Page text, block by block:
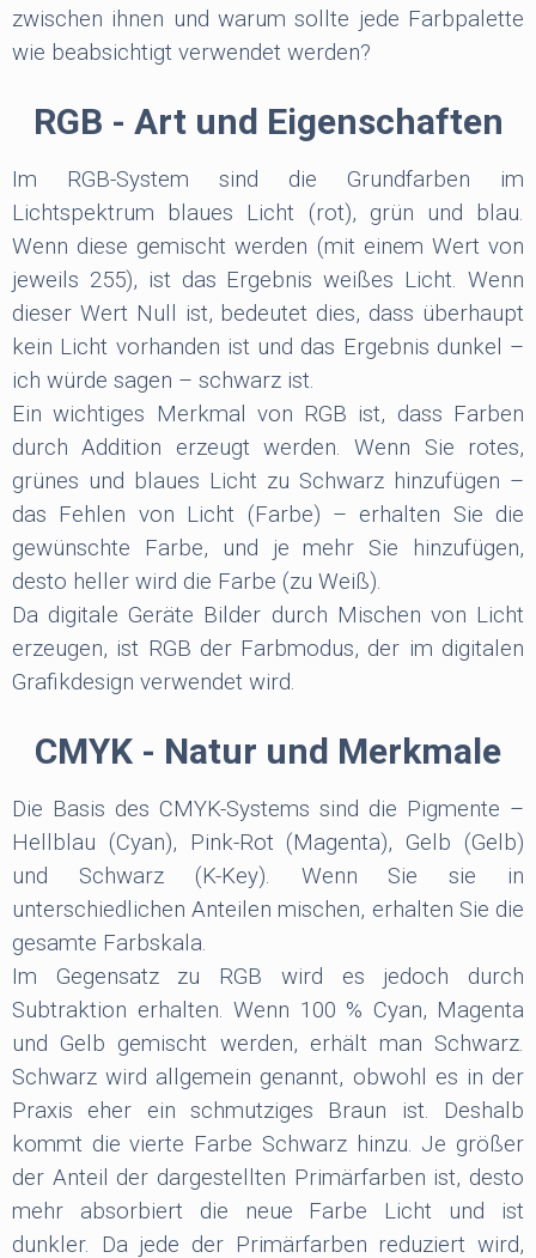
zwischen ihnen und warum sollte jede Farbpalette
wie beabsichtigt verwendet werden?
RGB - Art und Eigenschaften
Im RGB-System sind die Grundfarben im
Lichtspektrum blaues Licht (rot), grün und blau.
Wenn diese gemischt werden (mit einem Wert von
jeweils 255), ist das Ergebnis weißes Licht. Wenn
dieser Wert Null ist, bedeutet dies, dass überhaupt
kein Licht vorhanden ist und das Ergebnis dunkel –
ich würde sagen – schwarz ist.
Ein wichtiges Merkmal von RGB ist, dass Farben
durch Addition erzeugt werden. Wenn Sie rotes,
grünes und blaues Licht zu Schwarz hinzufügen –
das Fehlen von Licht (Farbe) – erhalten Sie die
gewünschte Farbe, und je mehr Sie hinzufügen,
desto heller wird die Farbe (zu Weiß).
Da digitale Geräte Bilder durch Mischen von Licht
erzeugen, ist RGB der Farbmodus, der im digitalen
Grafikdesign verwendet wird.
CMYK - Natur und Merkmale
Die Basis des CMYK-Systems sind die Pigmente –
Hellblau (Cyan), Pink-Rot (Magenta), Gelb (Gelb)
und Schwarz (K-Key). Wenn Sie sie in
unterschiedlichen Anteilen mischen, erhalten Sie die
gesamte Farbskala.
Im Gegensatz zu RGB wird es jedoch durch
Subtraktion erhalten. Wenn 100 % Cyan, Magenta
und Gelb gemischt werden, erhält man Schwarz.
Schwarz wird allgemein genannt, obwohl es in der
Praxis eher ein schmutziges Braun ist. Deshalb
kommt die vierte Farbe Schwarz hinzu. Je größer
der Anteil der dargestellten Primärfarben ist, desto
mehr absorbiert die neue Farbe Licht und ist
dunkler. Da jede der Primärfarben reduziert wird,